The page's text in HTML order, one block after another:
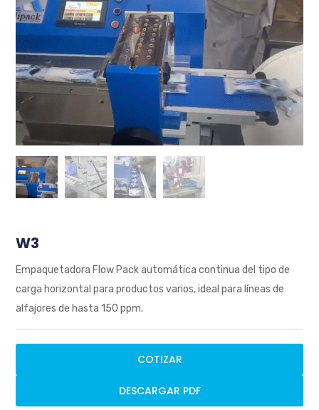
W3
Empaquetadora Flow Pack automática continua del tipo de
carga horizontal para productos varios, ideal para líneas de
alfajores de hasta 150 ppm.
COTIZAR
DESCARGAR PDF